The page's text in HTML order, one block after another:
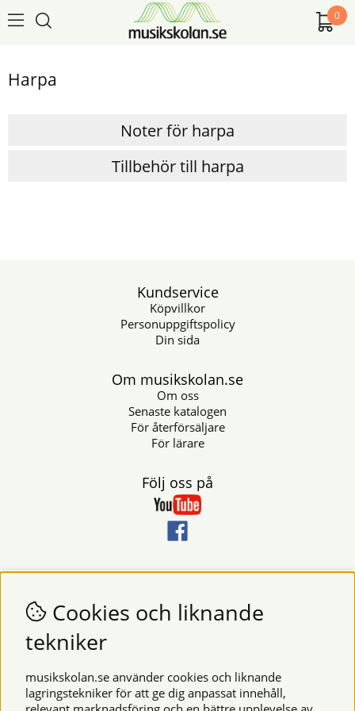
0
Harpa
Noter för harpa
Tillbehör till harpa
Kundservice
Köpvillkor
Personuppgiftspolicy
Din sida
Om musikskolan.se
Om oss
Senaste katalogen
För återförsäljare
För lärare
Följ oss på
Nyhetsbrev
Vill du få nyheter och erbjudanden från oss? Fyll då i din e-
postadress i fältet nedan.
Cookies och liknande
tekniker
musikskolan.se använder cookies och liknande
lagringstekniker för att ge dig anpassat innehåll,